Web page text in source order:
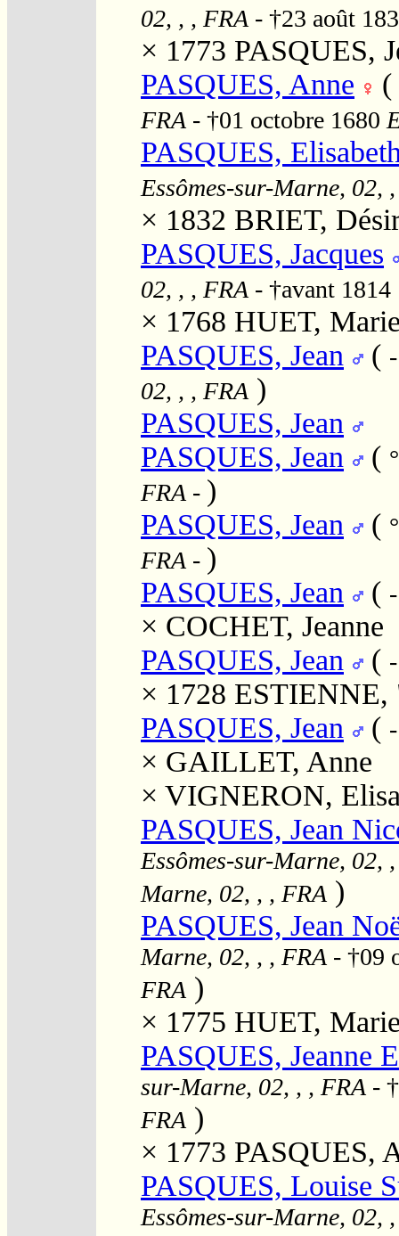
02, , , FRA - †23 août
× 1773 PASQUES,
PASQUES, Anne
(
FRA - †01 octobre 1680
PASQUES,
Essômes-sur-Marne, 02,
× 1832 BRIET,
PASQUES, Jacques
02, , , FRA - †avant 1814
× 1768 HUET,
PASQUES, Jean
(
02, , , FRA )
PASQUES, Jean
PASQUES, Jean
(
FRA - )
PASQUES, Jean
(
FRA - )
PASQUES, Jean
(
× COCHET, Jeanne
PASQUES, Jean
(
× 1728 ESTIENNE,
PASQUES, Jean
(
× GAILLET, Anne
× VIGNERON,
PASQUES, Jean
Essômes-sur-Marne, 02,
Marne, 02, , , FRA )
PASQUES, Jean
Marne, 02, , , FRA - †09
FRA )
× 1775 HUET,
PASQUES, Jeanne
sur-Marne, 02, , , FRA -
FRA )
× 1773 PASQUES,
PASQUES, Louise
Essômes-sur-Marne, 02,